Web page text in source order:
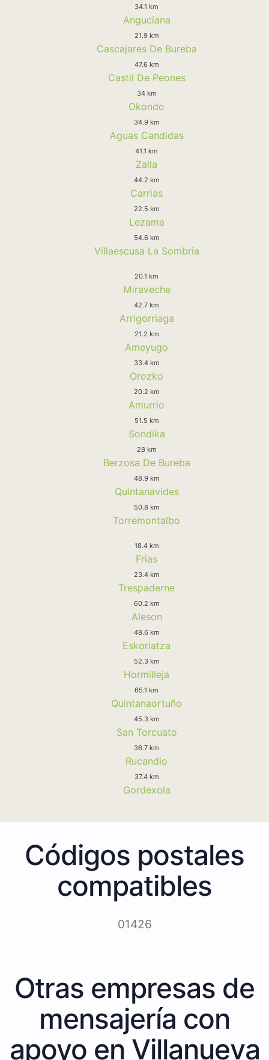
34.1 km
Anguciana
21.9 km
Cascajares De Bureba
47.6 km
Castil De Peones
34 km
Okondo
34.9 km
Aguas Candidas
41.1 km
Zalla
44.2 km
Carrias
22.5 km
Lezama
54.6 km
Villaescusa La Sombria
20.1 km
Miraveche
42.7 km
Arrigorriaga
21.2 km
Ameyugo
33.4 km
Orozko
20.2 km
Amurrio
51.5 km
Sondika
28 km
Berzosa De Bureba
48.9 km
Quintanavides
50.8 km
Torremontalbo
18.4 km
Frias
23.4 km
Trespaderne
60.2 km
Aleson
48.6 km
Eskoriatza
52.3 km
Hormilleja
65.1 km
Quintanaortuño
45.3 km
San Torcuato
36.7 km
Rucandio
37.4 km
Gordexola
Códigos postales
compatibles
01426
Otras empresas de
mensajería con
apoyo en Villanueva